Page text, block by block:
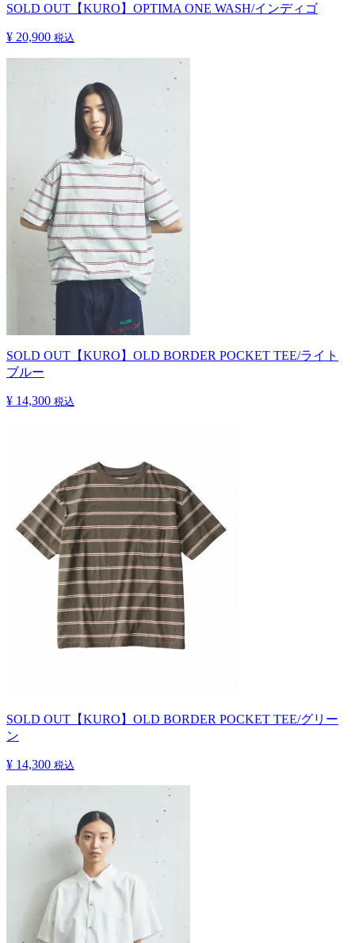
SOLD OUT 【KURO】OPTIMA ONE WASH/インディゴ
¥ 20,900 税込
SOLD OUT 【KURO】OLD BORDER POCKET TEE/ライト
ブルー
¥ 14,300 税込
SOLD OUT 【KURO】OLD BORDER POCKET TEE/グリー
ン
¥ 14,300 税込